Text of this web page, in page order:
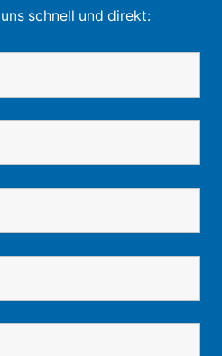
schnell und direkt: